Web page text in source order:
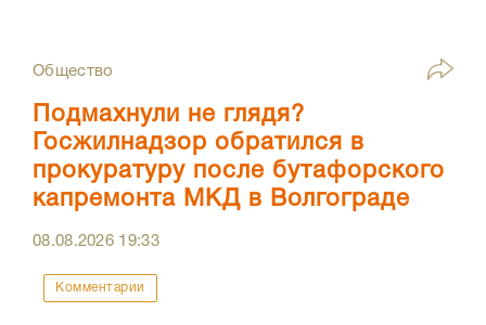
Общество
Подмахнули не глядя?
Госжилнадзор обратился в
прокуратуру после бутафорского
капремонта МКД в Волгограде
08.08.2026 19:33
Комментарии